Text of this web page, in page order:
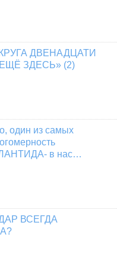
ДВЕНАДЦАТИ
ЗДЕСЬ» (2)
один из самых
в нас…
ВСЕГДА